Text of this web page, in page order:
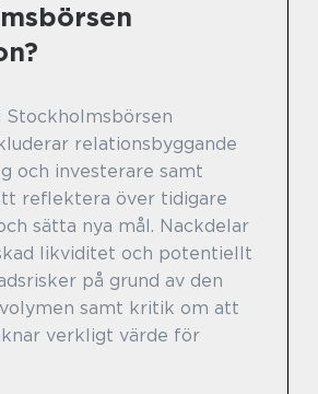
Stockholmsbörsen
relationsbyggande
och investerare samt
reflektera över tidigare
sätta nya mål. Nackdelar
likviditet och potentiellt
på grund av den
samt kritik om att
verkligt värde för